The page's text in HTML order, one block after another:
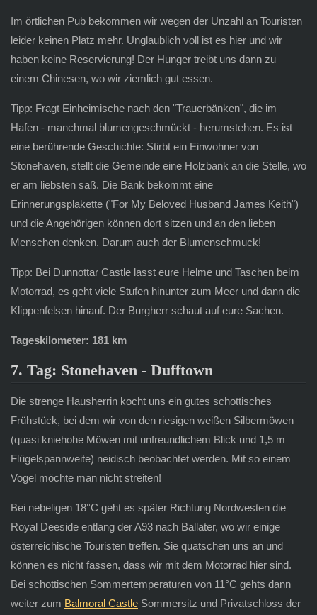
Im örtlichen Pub bekommen wir wegen der Unzahl an Touristen
leider keinen Platz mehr. Unglaublich voll ist es hier und wir
haben keine Reservierung! Der Hunger treibt uns dann zu
einem Chinesen, wo wir ziemlich gut essen.
Tipp: Fragt Einheimische nach den "Trauerbänken", die im
Hafen - manchmal blumengeschmückt - herumstehen. Es ist
eine berührende Geschichte: Stirbt ein Einwohner von
Stonehaven, stellt die Gemeinde eine Holzbank an die Stelle, wo
er am liebsten saß. Die Bank bekommt eine
Erinnerungsplakette ("For My Beloved Husband James Keith")
und die Angehörigen können dort sitzen und an den lieben
Menschen denken. Darum auch der Blumenschmuck!
Tipp: Bei Dunnottar Castle lasst eure Helme und Taschen beim
Motorrad, es geht viele Stufen hinunter zum Meer und dann die
Klippenfelsen hinauf. Der Burgherr schaut auf eure Sachen.
Tageskilometer: 181 km
7. Tag: Stonehaven - Dufftown
Die strenge Hausherrin kocht uns ein gutes schottisches
Frühstück, bei dem wir von den riesigen weißen Silbermöwen
(quasi kniehohe Möwen mit unfreundlichem Blick und 1,5 m
Flügelspannweite) neidisch beobachtet werden. Mit so einem
Vogel möchte man nicht streiten!
Bei nebeligen 18°C geht es später Richtung Nordwesten die
Royal Deeside entlang der A93 nach Ballater, wo wir einige
österreichische Touristen treffen. Sie quatschen uns an und
können es nicht fassen, dass wir mit dem Motorrad hier sind.
Bei schottischen Sommertemperaturen von 11°C gehts dann
weiter zum Balmoral CastleSommersitz und Privatschloss der